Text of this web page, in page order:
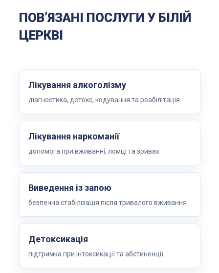
ПОВʼЯЗАНІ ПОСЛУГИ У БІЛІЙ
ЦЕРКВІ
Лікування алкоголізму
діагностика, детокс, кодування та реабілітація
Лікування наркоманії
допомога при вживанні, ломці та зривах
Виведення із запою
безпечна стабілізація після тривалого вживання
Детоксикація
підтримка при інтоксикації та абстиненції